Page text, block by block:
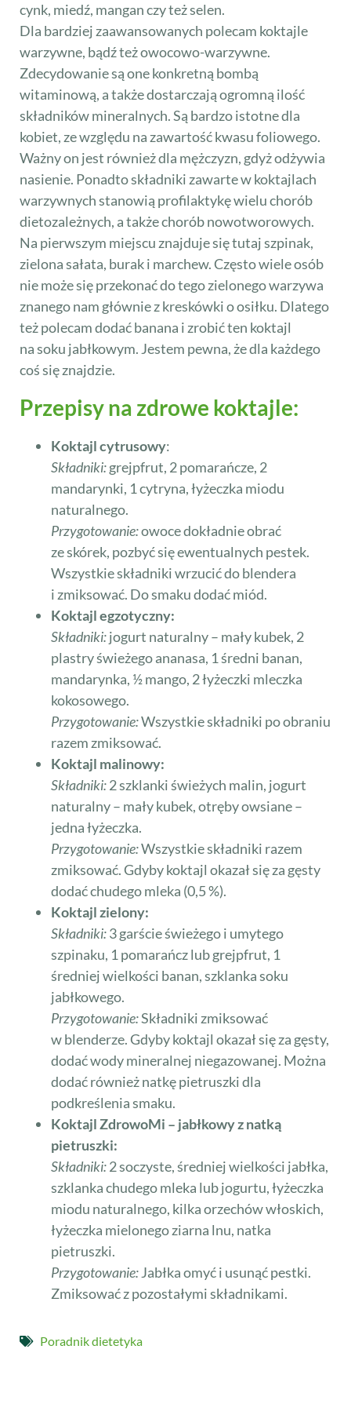
cynk, miedź, mangan czy też selen.
Dla bardziej zaawansowanych polecam koktajle
warzywne, bądź też owocowo-warzywne.
Zdecydowanie są one konkretną bombą
witaminową, a także dostarczają ogromną ilość
składników mineralnych. Są bardzo istotne dla
kobiet, ze względu na zawartość kwasu foliowego.
Ważny on jest również dla mężczyzn, gdyż odżywia
nasienie. Ponadto składniki zawarte w koktajlach
warzywnych stanowią profilaktykę wielu chorób
dietozależnych, a także chorób nowotworowych.
Na pierwszym miejscu znajduje się tutaj szpinak,
zielona sałata, burak i marchew. Często wiele osób
nie może się przekonać do tego zielonego warzywa
znanego nam głównie z kreskówki o osiłku. Dlatego
też polecam dodać banana i zrobić ten koktajl
na soku jabłkowym. Jestem pewna, że dla każdego
coś się znajdzie.
Przepisy na zdrowe koktajle:
Koktajl cytrusowy:
Składniki:grejpfrut, 2 pomarańcze, 2
mandarynki, 1 cytryna, łyżeczka miodu
naturalnego.
Przygotowanie:owoce dokładnie obrać
ze skórek, pozbyć się ewentualnych pestek.
Wszystkie składniki wrzucić do blendera
i zmiksować. Do smaku dodać miód.
Koktajl egzotyczny:
Składniki:jogurt naturalny – mały kubek, 2
plastry świeżego ananasa, 1 średni banan,
mandarynka, ½ mango, 2 łyżeczki mleczka
kokosowego.
Przygotowanie:Wszystkie składniki po obraniu
razem zmiksować.
Koktajl malinowy:
Składniki:2 szklanki świeżych malin, jogurt
naturalny – mały kubek, otręby owsiane –
jedna łyżeczka.
Przygotowanie:Wszystkie składniki razem
zmiksować. Gdyby koktajl okazał się za gęsty
dodać chudego mleka (0,5 %).
Koktajl zielony:
Składniki:3 garście świeżego i umytego
szpinaku, 1 pomarańcz lub grejpfrut, 1
średniej wielkości banan, szklanka soku
jabłkowego.
Przygotowanie:Składniki zmiksować
w blenderze. Gdyby koktajl okazał się za gęsty,
dodać wody mineralnej niegazowanej. Można
dodać również natkę pietruszki dla
podkreślenia smaku.
Koktajl ZdrowoMi – jabłkowy z natką
pietruszki:
Składniki:2 soczyste, średniej wielkości jabłka,
szklanka chudego mleka lub jogurtu, łyżeczka
miodu naturalnego, kilka orzechów włoskich,
łyżeczka mielonego ziarna lnu, natka
pietruszki.
Przygotowanie:Jabłka omyć i usunąć pestki.
Zmiksować z pozostałymi składnikami.
Poradnik dietetyka